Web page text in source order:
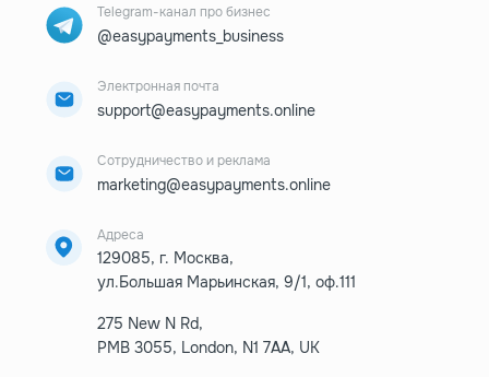
Telegram-канал про бизнес
@easypayments_business
Электронная почта
support@easypayments.online
Сотрудничество и реклама
marketing@easypayments.online
Адреса
129085, г. Москва,
ул.Большая Марьинская, 9/1, оф.111
275 New N Rd,
PMB 3055, London, N1 7AA, UK